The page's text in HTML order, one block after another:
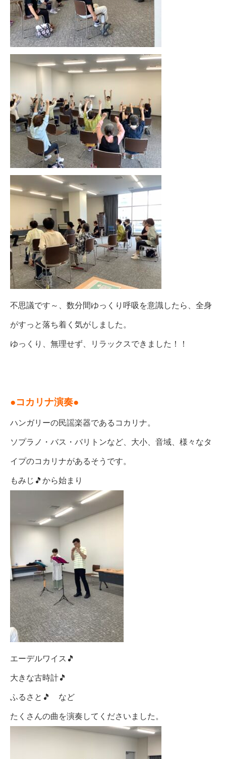
不思議です～、数分間ゆっくり呼吸を意識したら、全身
がすっと落ち着く気がしました。
ゆっくり、無理せず、リラックスできました！！
●コカリナ演奏●
ハンガリーの民謡楽器であるコカリナ。
ソプラノ・バス・バリトンなど、大小、音域、様々なタ
イプのコカリナがあるそうです。
もみじ🎵から始まり
エーデルワイス🎵
大きな古時計🎵
ふるさと🎵 など
たくさんの曲を演奏してくださいました。